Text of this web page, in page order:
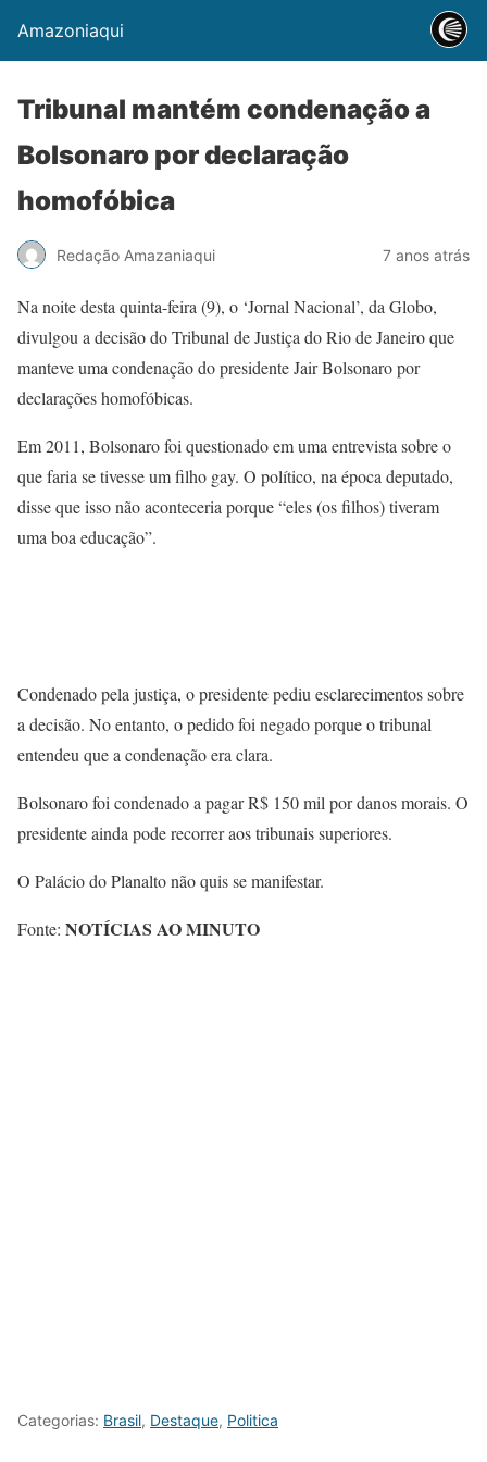
Amazoniaqui
Tribunal mantém condenação a
Bolsonaro por declaração
homofóbica
Redação Amazaniaqui 7 anos atrás
Na noite desta quinta-feira (9), o ‘Jornal Nacional’, da Globo,
divulgou a decisão do Tribunal de Justiça do Rio de Janeiro que
manteve uma condenação do presidente Jair Bolsonaro por
declarações homofóbicas.
Em 2011, Bolsonaro foi questionado em uma entrevista sobre o
que faria se tivesse um filho gay. O político, na época deputado,
disse que isso não aconteceria porque “eles (os filhos) tiveram
uma boa educação”.
Condenado pela justiça, o presidente pediu esclarecimentos sobre
a decisão. No entanto, o pedido foi negado porque o tribunal
entendeu que a condenação era clara.
Bolsonaro foi condenado a pagar R$ 150 mil por danos morais. O
presidente ainda pode recorrer aos tribunais superiores.
O Palácio do Planalto não quis se manifestar.
Fonte: NOTÍCIAS AO MINUTO
Categorias: Brasil, Destaque, Politica